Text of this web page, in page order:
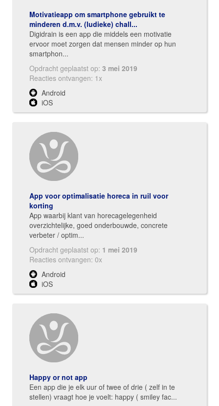
Motivatieapp om smartphone gebruikt te
minderen d.m.v. (ludieke) chall...
Digidrain is een app die middels een motivatie
ervoor moet zorgen dat mensen minder op hun
smartphon...
Opdracht geplaatst op: 3 mei 2019
Reacties ontvangen: 1x
Android
iOS
App voor optimalisatie horeca in ruil voor
korting
App waarbij klant van horecagelegenheid
overzichtelijke, goed onderbouwde, concrete
verbeter / optim...
Opdracht geplaatst op: 1 mei 2019
Reacties ontvangen: 0x
Android
iOS
Happy or not app
Een app die je elk uur of twee of drie ( zelf in te
stellen) vraagt hoe je voelt: happy ( smiley fac...